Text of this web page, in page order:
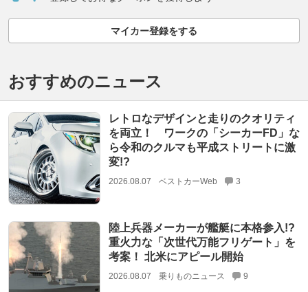
マイカー登録をする
おすすめのニュース
レトロなデザインと走りのクオリティ
を両立！ ワークの「シーカーFD」な
ら令和のクルマも平成ストリートに激
変!?
2026.08.07 ベストカーWeb 3
陸上兵器メーカーが艦艇に本格参入!?
重火力な「次世代万能フリゲート」を
考案！ 北米にアピール開始
2026.08.07 乗りものニュース 9